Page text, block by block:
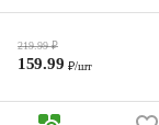
219.99₽
159.99 ₽/шт